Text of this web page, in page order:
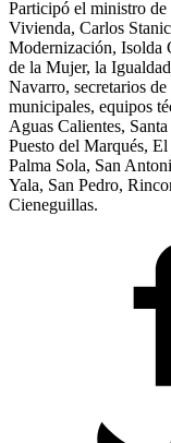
Participó el ministro
Vivienda, Carlos
Modernización, Isolda
de la Mujer, la
Navarro, secretarios
municipales, equipos
Aguas Calientes,
Puesto del Marqués,
Palma Sola, San
Yala, San Pedro,
Cieneguillas.